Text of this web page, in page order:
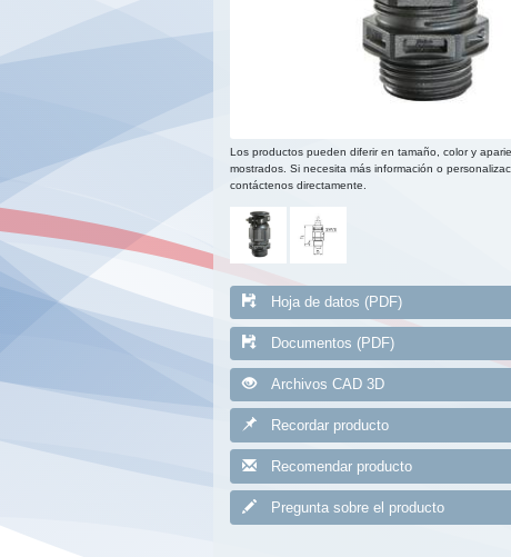
Los productos pueden diferir en tamaño, color y
mostrados. Si necesita más información o
contáctenos directamente.
Hoja de datos (PDF)
Documentos (PDF)
Archivos CAD 3D
Recordar producto
Recomendar producto
Pregunta sobre el producto